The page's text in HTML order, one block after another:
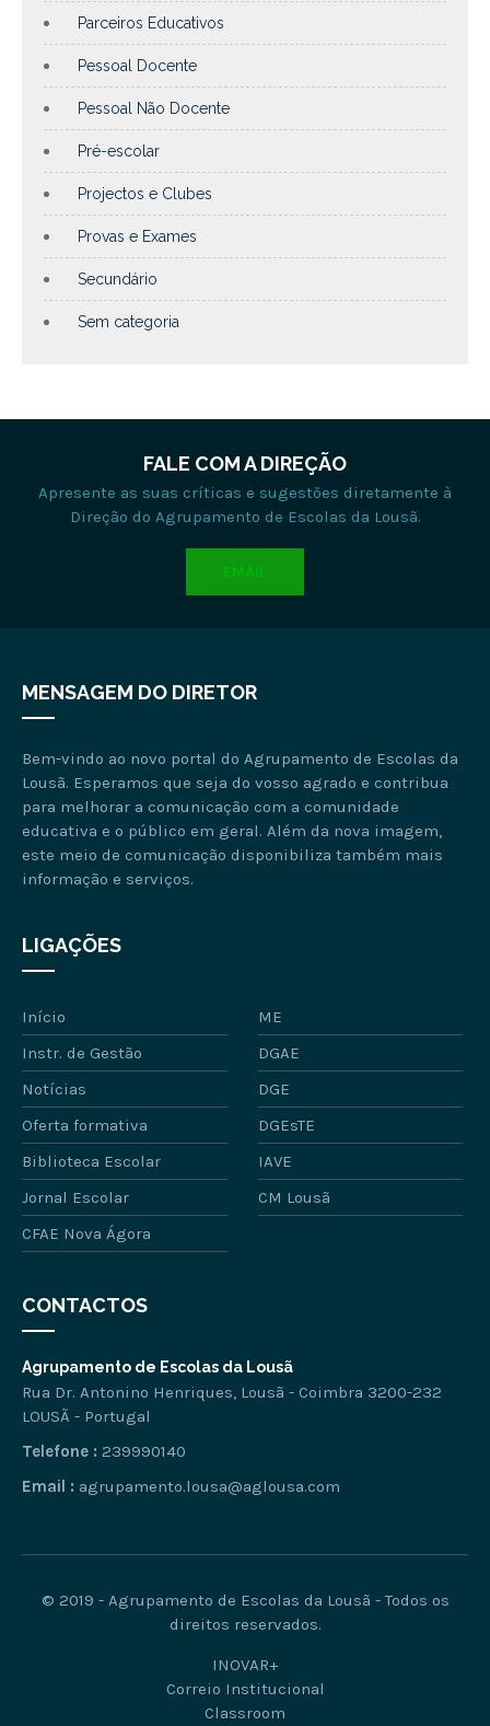
Parceiros Educativos
Pessoal Docente
Pessoal Não Docente
Pré-escolar
Projectos e Clubes
Provas e Exames
Secundário
Sem categoria
FALE COM A DIREÇÃO
Apresente as suas críticas e sugestões diretamente à
Direção do Agrupamento de Escolas da Lousã.
EMAIL
MENSAGEM DO DIRETOR
Bem-vindo ao novo portal do Agrupamento de Escolas da
Lousã. Esperamos que seja do vosso agrado e contribua
para melhorar a comunicação com a comunidade
educativa e o público em geral. Além da nova imagem,
este meio de comunicação disponibiliza também mais
informação e serviços.
LIGAÇÕES
Início
ME
Instr. de Gestão
DGAE
Notícias
DGE
Oferta formativa
DGEsTE
Biblioteca Escolar
IAVE
Jornal Escolar
CM Lousã
CFAE Nova Ágora
CONTACTOS
Agrupamento de Escolas da Lousã
Rua Dr. Antonino Henriques, Lousã - Coimbra 3200-232
LOUSÃ - Portugal
Telefone : 239990140
Email : agrupamento.lousa@aglousa.com
© 2019 - Agrupamento de Escolas da Lousã - Todos os
direitos reservados.
INOVAR+
Correio Institucional
Classroom